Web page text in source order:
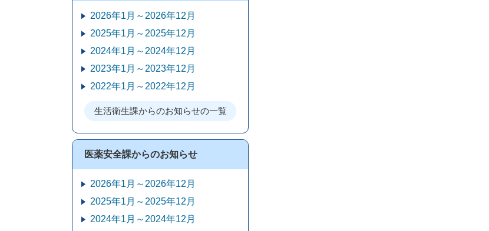
2026年1月～2026年12月
2025年1月～2025年12月
2024年1月～2024年12月
2023年1月～2023年12月
2022年1月～2022年12月
生活衛生課からのお知らせの一覧
医薬安全課からのお知らせ
2026年1月～2026年12月
2025年1月～2025年12月
2024年1月～2024年12月